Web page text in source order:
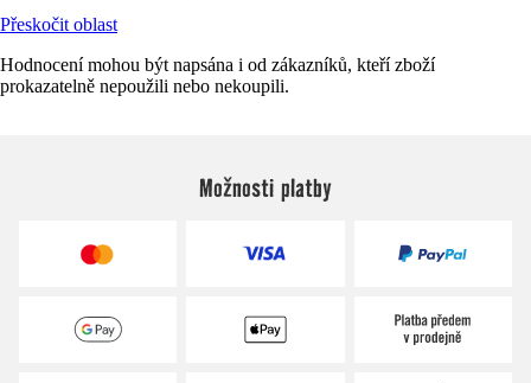
Přeskočit oblast
Hodnocení mohou být napsána i od zákazníků, kteří zboží
prokazatelně nepoužili nebo nekoupili.
Možnosti platby